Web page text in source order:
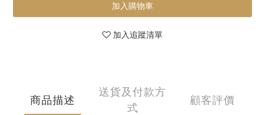
加入購物車
加入追蹤清單
商品描述
送貨及付款方
式
顧客評價